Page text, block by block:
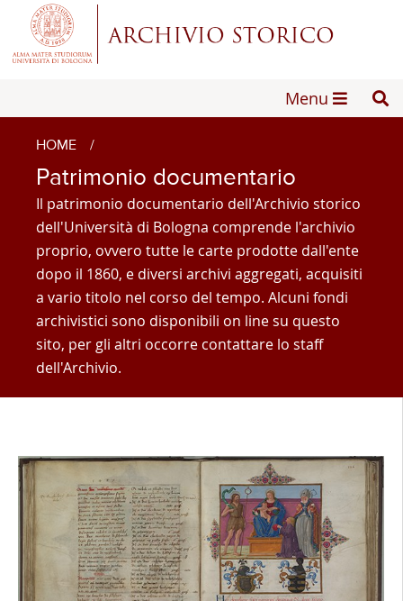
Menu
HOME /
Patrimonio documentario
Il patrimonio documentario dell'Archivio storico
dell'Università di Bologna comprende l'archivio
proprio, ovvero tutte le carte prodotte dall'ente
dopo il 1860, e diversi archivi aggregati, acquisiti
a vario titolo nel corso del tempo. Alcuni fondi
archivistici sono disponibili on line su questo
sito, per gli altri occorre contattare lo staff
dell'Archivio.